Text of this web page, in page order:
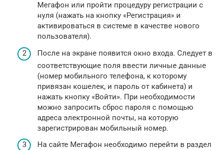
Мегафон или пройти процедуру регистрации с
нуля (нажать на кнопку «Регистрация» и
активироваться в системе в качестве нового
пользователя).
После на экране появится окно входа. Следует в
соответствующие поля ввести личные данные
(номер мобильного телефона, к которому
привязан кошелек, и пароль от кабинета) и
нажать кнопку «Войти». При необходимости
можно запросить сброс пароля с помощью
адреса электронной почты, на которую
зарегистрирован мобильный номер.
На сайте Мегафон необходимо перейти в раздел